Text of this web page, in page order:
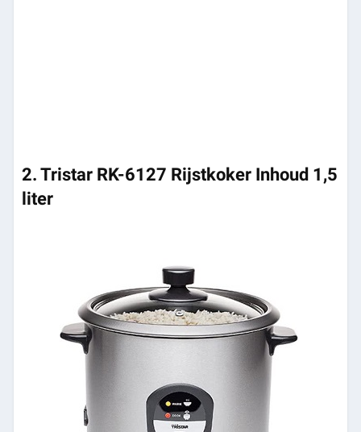
2. Tristar RK-6127 Rijstkoker Inhoud 1,5
liter